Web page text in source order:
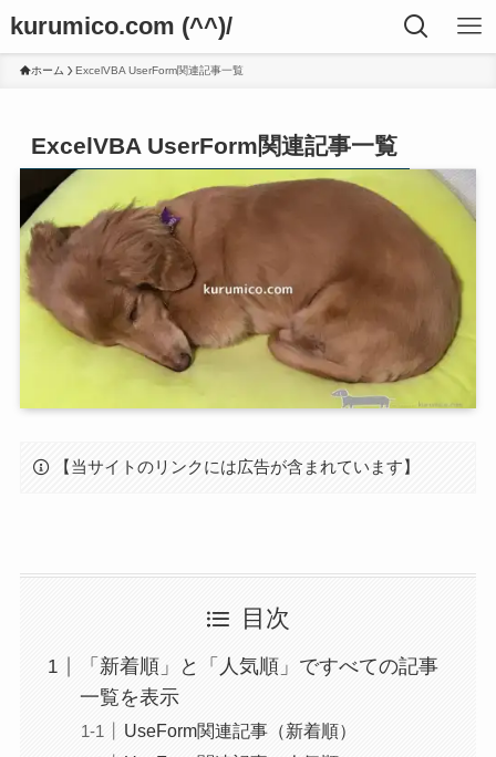
kurumico.com (^^)/
ホーム ExcelVBA UserForm関連記事一覧
ExcelVBA UserForm関連記事一覧
【当サイトのリンクには広告が含まれています】
目次
「新着順」と「人気順」ですべての記事
一覧を表示
UseForm関連記事（新着順）